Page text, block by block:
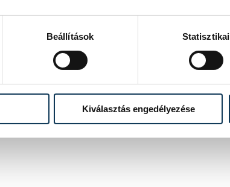
Beállítások Statisztikai
Kiválasztás engedélyezése